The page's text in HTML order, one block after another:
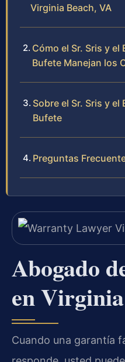
Virginia Beach, VA
Cómo el Sr. Sris y
Bufete Manejan los
Sobre el Sr. Sris y
Bufete
Preguntas
Abogado
en
Cuando una garantía